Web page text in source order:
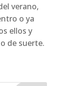
verano,
o ya
ellos y
de suerte.